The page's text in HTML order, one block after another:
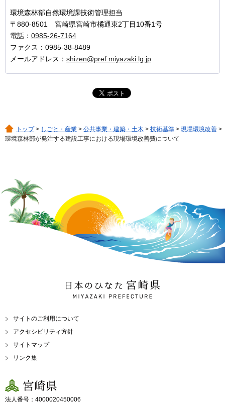
環境森林部自然環境課技術管理担当
〒880-8501 宮崎県宮崎市橘通東2丁目10番1号
電話： 0985-26-7164
ファクス：0985-38-8489
メールアドレス： shizen@pref.miyazaki.lg.jp
トップ> しごと・産業 > 公共事業・建築・土木 > 技術基準 > 現場環境改善 >
環境森林部が発注する建設工事における現場環境改善費について
日本のひなた 宮崎県
MIYAZAKI PREFECTURE
サイトのご利用について
アクセシビリティ方針
サイトマップ
リンク集
宮崎県
法人番号：4000020450006